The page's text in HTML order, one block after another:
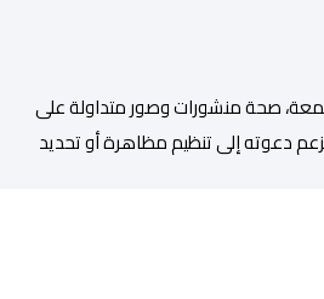
اليوم الجمعة، صحة منشورات وصور متداولة على
دعوته إلى تنظيم مظاهرة أو تحديد